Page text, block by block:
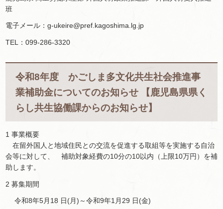
班
電子メール：g-ukeire@pref.kagoshima.lg.jp
TEL：099-286-3320
令和8年度 かごしま多文化共生社会推進事
業補助金についてのお知らせ 【鹿児島県県く
らし共生協働課からのお知らせ】
1 事業概要
在留外国人と地域住民との交流を促進する取組等を実施する自治
会等に対して、 補助対象経費の10分の10以内（上限10万円）を補
助します。
2 募集期間
令和8年5月18 日(月)～令和9年1月29 日(金)